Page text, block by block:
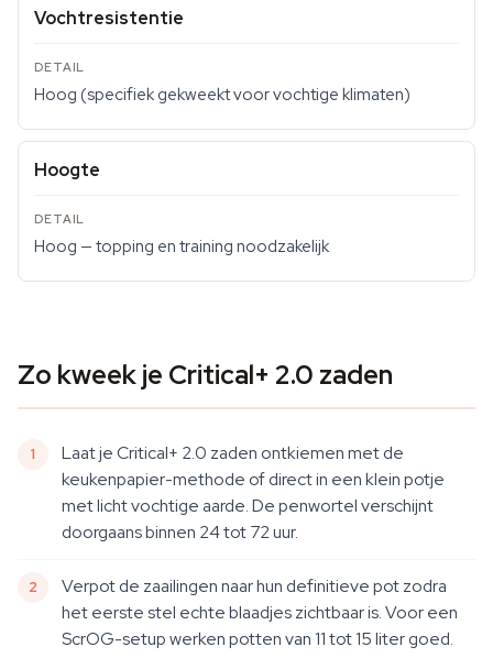
Vochtresistentie
Hoog (specifiek gekweekt voor vochtige klimaten)
Hoogte
Hoog — topping en training noodzakelijk
Zo kweek je Critical+ 2.0 zaden
Laat je Critical+ 2.0 zaden ontkiemen met de
keukenpapier-methode of direct in een klein potje
met licht vochtige aarde. De penwortel verschijnt
doorgaans binnen 24 tot 72 uur.
Verpot de zaailingen naar hun definitieve pot zodra
het eerste stel echte blaadjes zichtbaar is. Voor een
ScrOG-setup werken potten van 11 tot 15 liter goed.